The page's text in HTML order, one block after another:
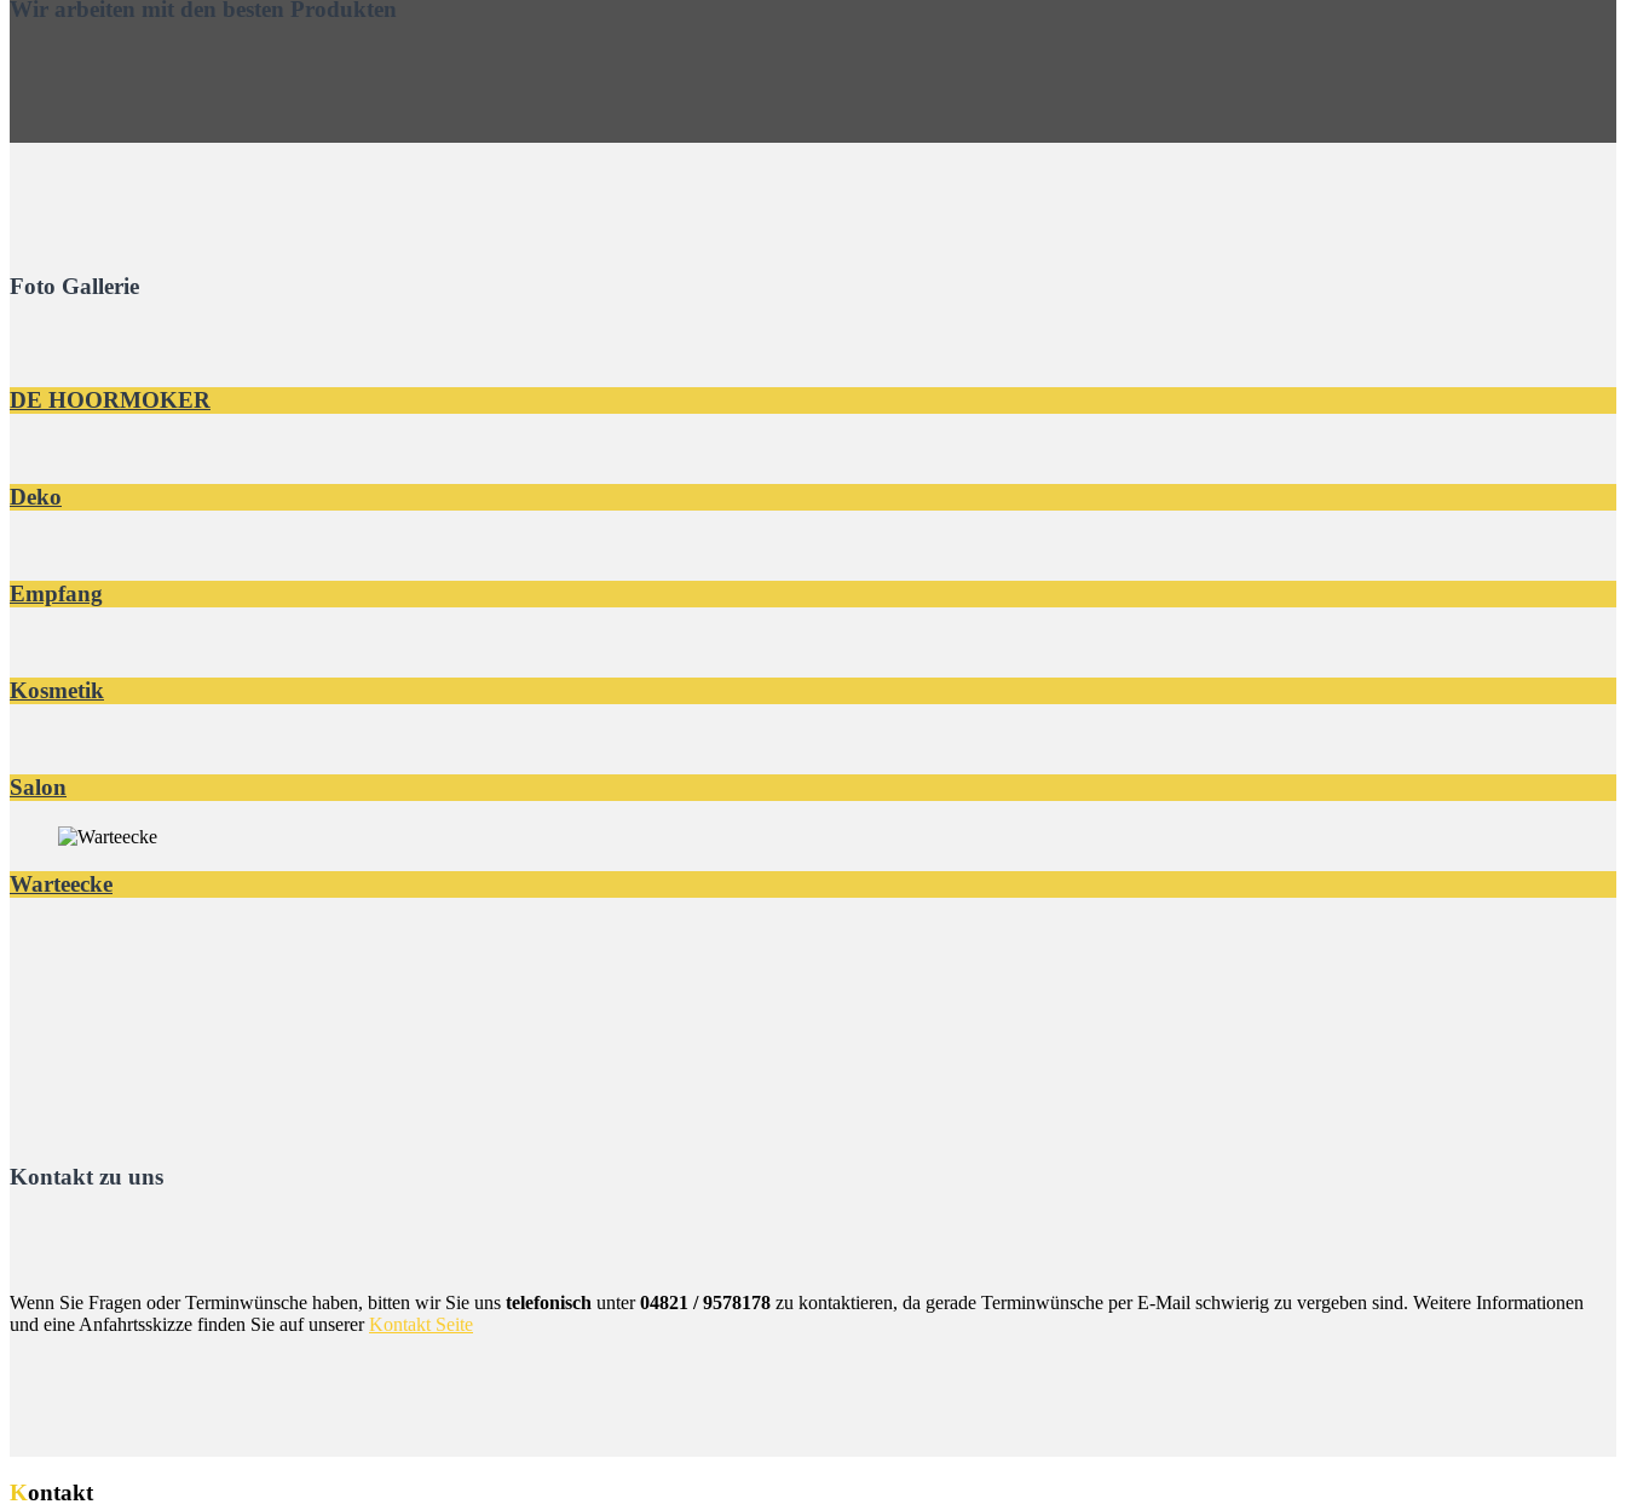
Wir arbeiten mit den besten Produkten
Foto Gallerie
DE HOORMOKER
Deko
Empfang
Kosmetik
Salon
Warteecke
Kontakt zu uns
Wenn Sie Fragen oder Terminwünsche haben, bitten wir Sie uns telefonisch unter04821 / 9578178 zu kontaktieren, da gerade Terminwünsche per E-Mail schwierig zu vergeben sind. Weitere Informationen
und eine Anfahrtsskizze finden Sie auf unsererKontakt Seite
Kontakt